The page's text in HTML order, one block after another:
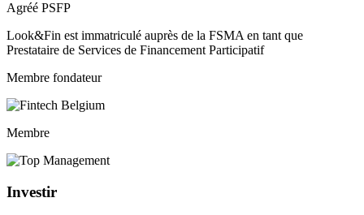
Agréé PSFP
Look&Fin est immatriculé auprès de la FSMA en tant que
Prestataire de Services de Financement Participatif
Membre fondateur
Membre
Investir